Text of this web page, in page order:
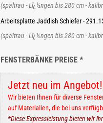
(spaltrau - Lï¿½ngen bis 280 cm -
Arbeitsplatte Jaddish Schiefer -
(spaltrau - Lï¿½ngen bis 280 cm -
FENSTERBÄNKE PREISE *
Jetzt neu im Angebot!
Wir bieten Ihnen für diverse
auf Materialien, die bei uns
*Diese Expressleistung bieten wir